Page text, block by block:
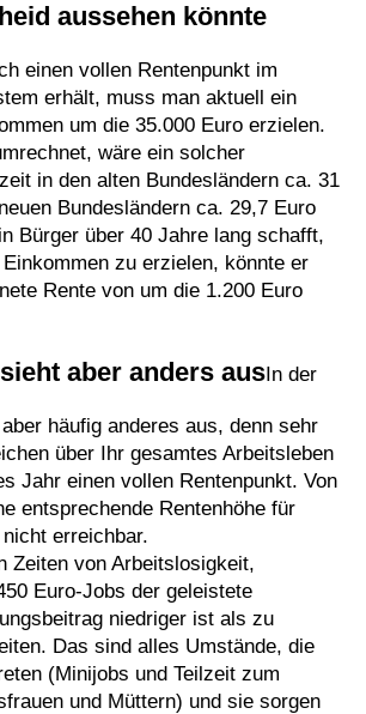
aussehen könnte
einen vollen Rentenpunkt im
erhält, muss man aktuell ein
um die 35.000 Euro erzielen.
wäre ein solcher
in den alten Bundesländern ca. 31
Bundesländern ca. 29,7 Euro
Bürger über 40 Jahre lang schafft,
zu erzielen, könnte er
Rente von um die 1.200 Euro
aber anders ausIn der
häufig anderes aus, denn sehr
über Ihr gesamtes Arbeitsleben
Jahr einen vollen Rentenpunkt. Von
entsprechende Rentenhöhe für
erreichbar.
Zeiten von Arbeitslosigkeit,
Euro-Jobs der geleistete
niedriger ist als zu
Das sind alles Umstände, die
(Minijobs und Teilzeit zum
und Müttern) und sie sorgen